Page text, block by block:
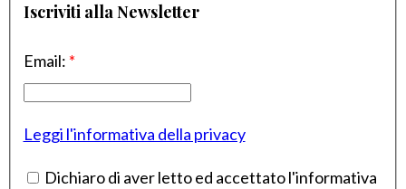
Iscriviti alla Newsletter
Email: *
Leggi l'informativa della privacy
Dichiaro di aver letto ed accettato l'informativa